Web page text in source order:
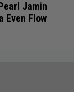
Jamin
Even Flow